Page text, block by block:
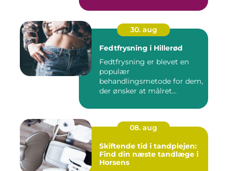
30. aug
Fedtfrysning i Hillerød
Fedtfrysning er blevet en
populær
behandlingsmetode for dem,
der ønsker at målret...
08. aug
Skiftende tid i tandplejen:
Find din næste tandlæge i
Horsens